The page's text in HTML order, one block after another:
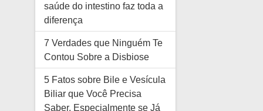
saúde do intestino faz toda a
diferença
7 Verdades que Ninguém Te
Contou Sobre a Disbiose
5 Fatos sobre Bile e Vesícula
Biliar que Você Precisa
Saber. Especialmente se Já